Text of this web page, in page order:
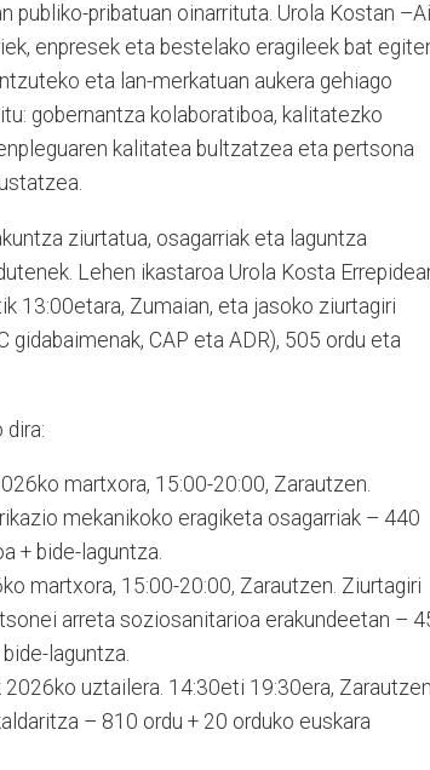
publiko-pribatuan oinarrituta. Urola Kostan
enpresek eta bestelako eragileek bat
eta lan-merkatuan aukera gehiago
gobernantza kolaboratiboa, kalitatezko
kalitatea bultzatzea eta pertsona
ziurtatua, osagarriak eta laguntza
Lehen ikastaroa Urola Kosta
13:00etara, Zumaian, eta jasoko ziurtagiri
CAP eta ADR), 505 ordu eta
dira:
martxora, 15:00-20:00, Zarautzen.
mekanikoko eragiketa osagarriak – 440
+ bide-laguntza.
martxora, 15:00-20:00, Zarautzen. Ziurtagiri
arreta soziosanitarioa erakundeetan –
laguntza.
uztailera. 14:30eti 19:30era,
– 810 ordu + 20 orduko euskara